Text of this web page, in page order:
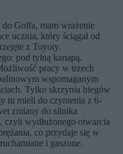
Golfa, mam wrażenie
ucznia, który ściągał od
z Toyoty.
pod tylną kanapą.
pracy w trzech
wspomaganym
Tylko skrzynia biegów
tu mieli do czynienia z 6-
zmiany do silnika
wydłużonego otwarcia
co przydaje się w
i gaszone.